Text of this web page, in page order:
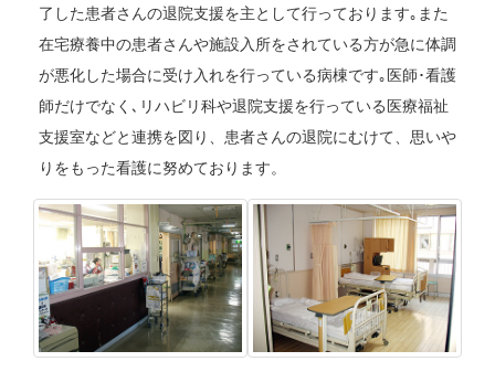
了した患者さんの退院支援を主として行っております｡また
在宅療養中の患者さんや施設入所をされている方が急に体調
が悪化した場合に受け入れを行っている病棟です｡医師･看護
師だけでなく､リハビリ科や退院支援を行っている医療福祉
支援室などと連携を図り、患者さんの退院にむけて、思いや
りをもった看護に努めております。